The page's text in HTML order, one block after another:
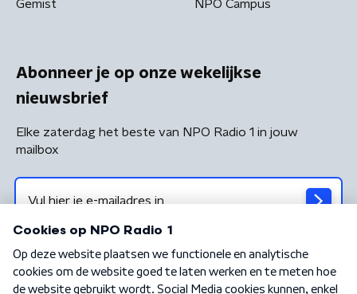
Gemist NPO Campus
Abonneer je op onze wekelijkse
nieuwsbrief
Elke zaterdag het beste van NPO Radio 1 in jouw
mailbox